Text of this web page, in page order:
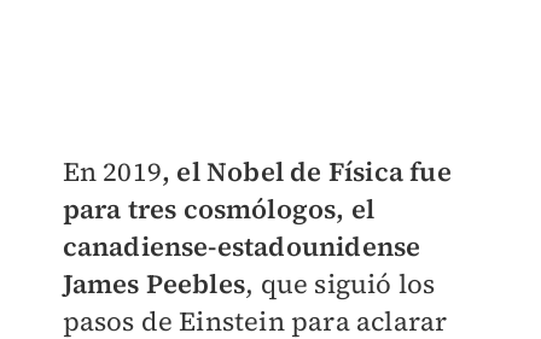
En 2019, el Nobel de Física fue
para tres cosmólogos, el
canadiense-estadounidense
James Peebles, que siguió los
pasos de Einstein para aclarar